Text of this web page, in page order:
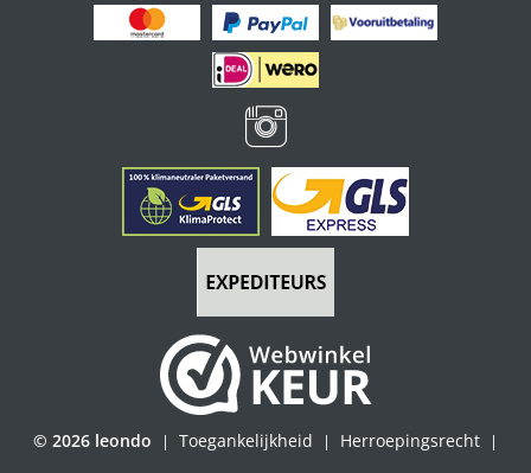
© 2026 leondo | Toegankelijkheid | Herroepingsrecht |